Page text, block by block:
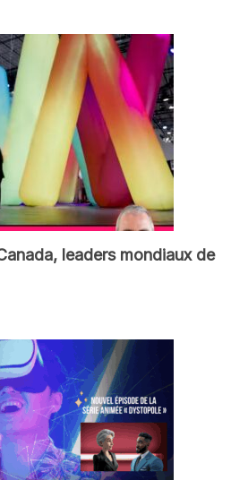
leaders mondiaux de